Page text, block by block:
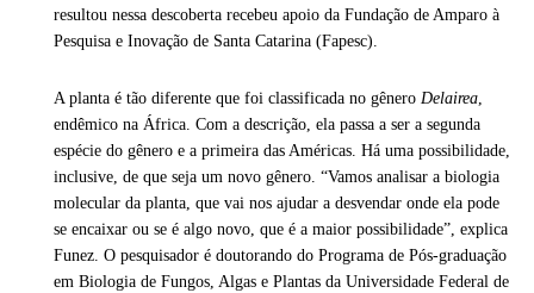
resultou nessa descoberta recebeu apoio da Fundação de Amparo à
Pesquisa e Inovação de Santa Catarina (Fapesc).
A planta é tão diferente que foi classificada no gênero Delairea,
endêmico na África. Com a descrição, ela passa a ser a segunda
espécie do gênero e a primeira das Américas. Há uma possibilidade,
inclusive, de que seja um novo gênero. “Vamos analisar a biologia
molecular da planta, que vai nos ajudar a desvendar onde ela pode
se encaixar ou se é algo novo, que é a maior possibilidade”, explica
Funez. O pesquisador é doutorando do Programa de Pós-graduação
em Biologia de Fungos, Algas e Plantas da Universidade Federal de